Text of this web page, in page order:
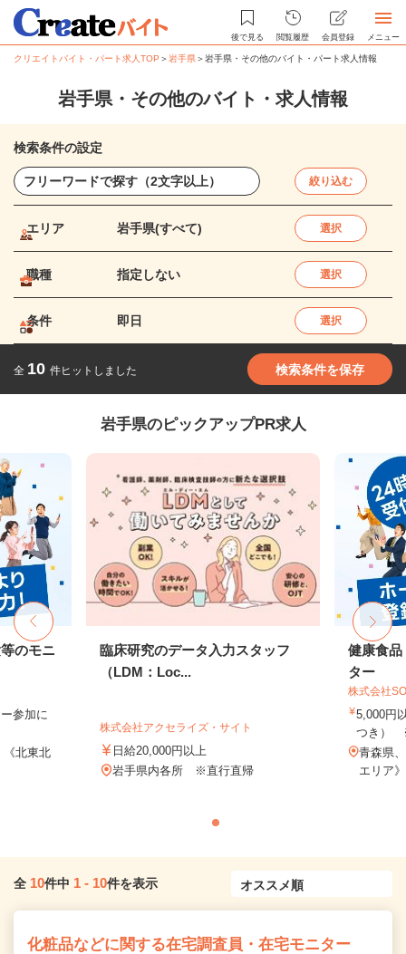
後で見る 閲覧履歴 会員登録 メニュー
クリエイトバイト・パート求人TOP ＞岩手県＞岩手県・その他のバイト・パート求人情報
岩手県・その他のバイト・求人情報
検索条件の設定
絞り込む
エリア 岩手県(すべて) 選択
職種 指定しない 選択
条件 即日 選択
全 10 件ヒットしました 検索条件を保存
岩手県のピックアップPR求人
のモニ
参加に
北東北
臨床研究のデータ入力スタッフ
（LDM：Loc...
株式会社アクセライズ・サイト
日給20,000円以上
岩手県内各所 ※直行直帰
健康食品
ター
株式会社
5,000円
つき）
青森県
エリア》
全 10件中 1 - 10件を表示
化粧品などに関する在宅調査員・在宅モニター